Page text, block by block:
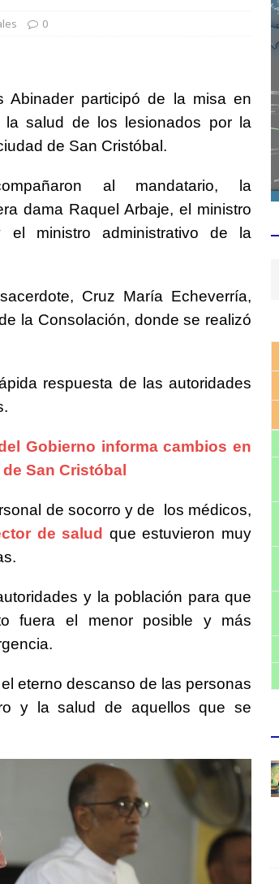
en Hato Mayor
2026
NACIONALES
Paraíso
República Dominicana
0
Abinader participó de la misa en
salud de los lesionados por la
de San Cristóbal.
al mandatario, la
dama Raquel Arbaje, el ministro
ministro administrativo de la
Cruz María Echeverría,
la Consolación, donde se realizó
respuesta de las autoridades
Gobierno informa cambios en
San Cristóbal
de socorro y de los médicos,
de salud que estuvieron muy
y la población para que
fuera el menor posible y más
eterno descanso de las personas
y la salud de aquellos que se